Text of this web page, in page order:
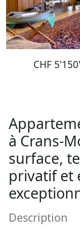
CHF
à Crans-
surface,
privatif et
Description